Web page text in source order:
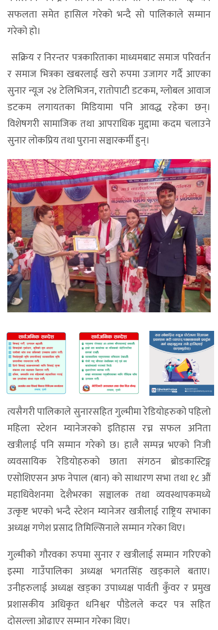
सफलता समेत हासिल गरेको भन्दै सो पालिकाले सम्मान
गरेको हो।
सक्रिय र निरन्तर पत्रकारिताका माध्यमबाट समाज परिवर्तन
र समाज भित्रका खबरलाई खरो रुपमा उजागर गर्दै आएका
सुनार न्यूज २४ टेलिभिजन, रातोपाटी डटकम, ग्लोबल आवाज
डटकम लगायतका मिडियामा पनि आवद्ध रहेका छन्।
विशेषगरी सामाजिक तथा आपराधिक मुद्दामा कदम चलाउने
सुनार लोकप्रिय तथा पुराना सञ्चारकर्मी हुन्।
त्यसैगरी पालिकाले सुनारसहित गुल्मीमा रेडियोहरुको पहिलो
महिला स्टेशन म्यानेजरको इतिहास रच्न सफल अनिता
खत्रीलाई पनि सम्मान गरेको छ। हालै सम्पन्न भएको निजी
व्यवसायिक रेडियोहरुको छाता संगठन ब्रोडकास्टिङ्ग
एसोशिएसन अफ नेपाल (बान) को साधारण सभा तथा १८ औं
महाधिवेशनमा देशैभरका सञ्चालक तथा व्यवस्थापकमध्ये
उत्कृष्ट भएको भन्दै स्टेशन म्यानेजर खत्रीलाई राष्ट्रिय सभाका
अध्यक्ष गणेश प्रसाद तिमिल्सिनाले सम्मान गरेका थिए।
गुल्मीको गौरवका रुपमा सुनार र खत्रीलाई सम्मान गरिएको
इस्मा गाउँपालिका अध्यक्ष भगतसिंह खड्काले बताए।
उनीहरुलाई अध्यक्ष खड्का उपाध्यक्ष पार्वती कुँवर र प्रमुख
प्रशासकीय अधिकृत धनिश्वर पौडेलले कदर पत्र सहित
दोसल्ला ओढाएर सम्मान गरेका थिए।